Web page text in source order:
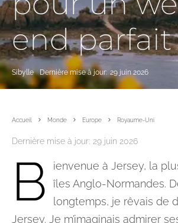
end parfait
Sibylle Dernière mise à jour: 29 juin 2026
Accueil Monde Europe Royaume-Uni
Dernière mise à jour: 29 juin 2026
B
ienvenue à Jersey, la
îles Anglo-Normandes.
longtemps, je rêvais de
Jersey. Je m’imaginais admirer